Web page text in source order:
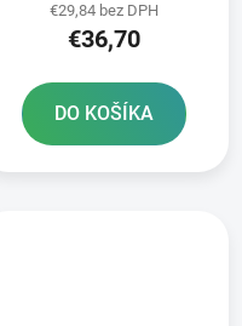
zubov
€29,84 bez DPH
€36,70
DO KOŠÍKA